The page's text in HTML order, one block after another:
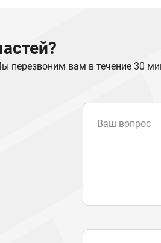
перезвоним вам в течение 30
Ваш вопрос